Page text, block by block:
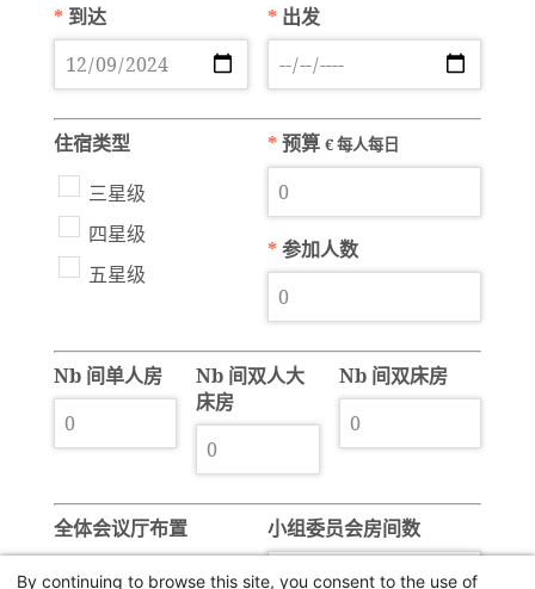
* 到达 * 出发
住宿类型
三星级
四星级
五星级
*预算 € 每人每日
*参加人数
Nb 间单人房
Nb 间双人大
床房
Nb 间双床房
全体会议厅布置
U
小组委员会房间数
By continuing to browse this site, you consent to the use of